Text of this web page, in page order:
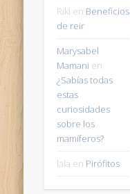
Riki en Beneficios
de reir
Marysabel
Mamani en
¿Sabías todas
estas
curiosidades
sobre los
mamíferos?
lala en Pirófitos